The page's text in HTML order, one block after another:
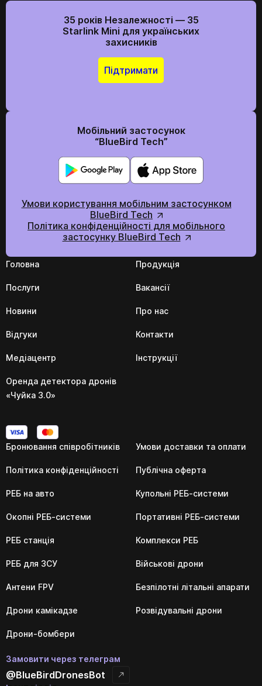
35 років Незалежності — 35
Starlink Mini для українських
захисників
Підтримати
Мобільний застосунок
“BlueBird Tech”
Умови користування мобільним застосунком
BlueBird Tech
Політика конфіденційності для мобільного
застосунку BlueBird Tech
Головна Продукція
Послуги Вакансії
Новини Про нас
Відгуки Контакти
Медіацентр Інструкції
Оренда детектора дронів
«Чуйка 3.0»
Бронювання співробітників Умови доставки та оплати
Політика конфіденційності Публічна оферта
РЕБ на авто Купольні РЕБ-системи
Окопні РЕБ-системи Портативні РЕБ-системи
РЕБ станція Комплекси РЕБ
РЕБ для ЗСУ Військові дрони
Антени FPV Безпілотні літальні апарати
Дрони камікадзе Розвідувальні дрони
Дрони-бомбери
Замовити через телеграм
@BlueBirdDronesBot